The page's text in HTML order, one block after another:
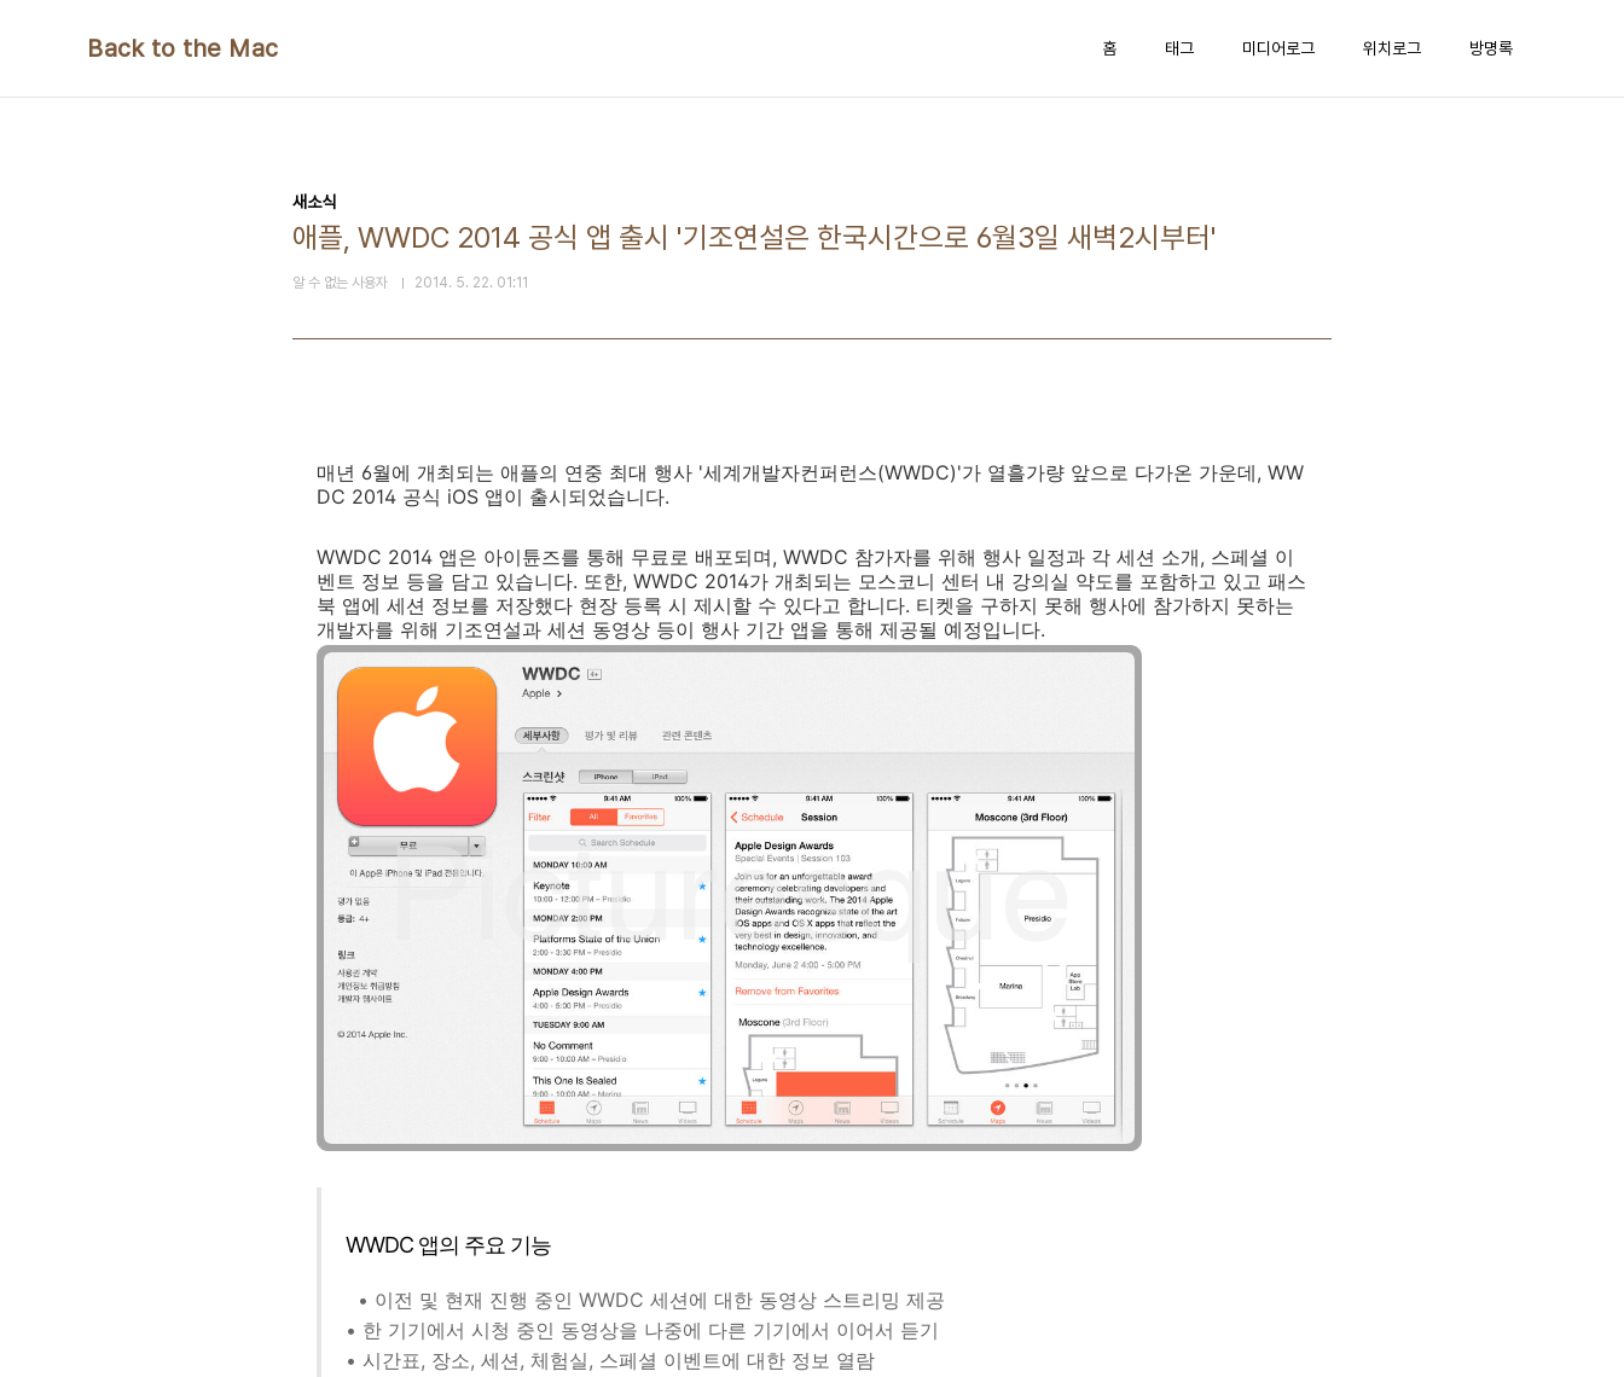
Back to the Mac 홈 태그 미디어로그 위치로그 방명록
새소식
애플, WWDC 2014 공식 앱 출시 '기조연설은 한국시간으로 6월3일 새벽2시부터'
알 수 없는 사용자 2014. 5. 22. 01:11
매년 6월에 개최되는 애플의 연중 최대 행사 '세계개발자컨퍼런스(WWDC)'가 열흘가량 앞으로 다가온 가운데, WW
DC 2014 공식 iOS 앱이 출시되었습니다.
WWDC 2014 앱은 아이튠즈를 통해 무료로 배포되며, WWDC 참가자를 위해 행사 일정과 각 세션 소개, 스페셜 이
벤트 정보 등을 담고 있습니다. 또한, WWDC 2014가 개최되는 모스코니 센터 내 강의실 약도를 포함하고 있고 패스
북 앱에 세션 정보를 저장했다 현장 등록 시 제시할 수 있다고 합니다. 티켓을 구하지 못해 행사에 참가하지 못하는
개발자를 위해 기조연설과 세션 동영상 등이 행사 기간 앱을 통해 제공될 예정입니다.
WWDC 앱의 주요 기능
• 이전 및 현재 진행 중인 WWDC 세션에 대한 동영상 스트리밍 제공
• 한 기기에서 시청 중인 동영상을 나중에 다른 기기에서 이어서 듣기
• 시간표, 장소, 세션, 체험실, 스페셜 이벤트에 대한 정보 열람